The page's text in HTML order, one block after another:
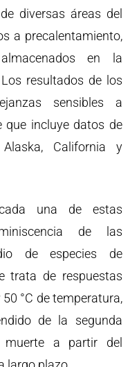
diversas áreas del
a precalentamiento,
en la
resultados de los
sensibles a
que incluye datos de
California y
una de estas
de las
de especies de
trata de respuestas
°C de temperatura,
de la segunda
a partir del